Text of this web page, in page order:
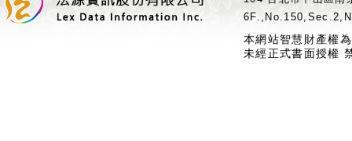
本網站智慧財產權
未經正式書面授權